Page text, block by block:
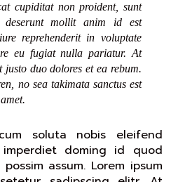
cupiditat non proident, sunt
mollit anim id est
reprehenderit in voluptate
eu fugiat nulla pariatur. At
justo duo dolores et ea rebum.
no sea takimata sanctus est
soluta nobis eleifend
doming id quod
assum. Lorem ipsum